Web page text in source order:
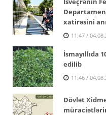
xatirəsini
11:47 /
İsmayıllıda
edilib
11:46 /
Dövlət